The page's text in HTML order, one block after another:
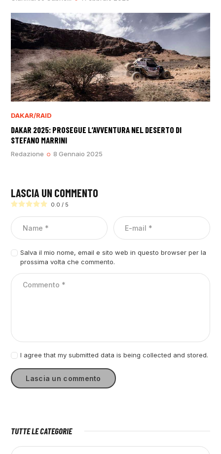
DAKAR/RAID
DAKAR 2025: PROSEGUE L’AVVENTURA NEL DESERTO DI
STEFANO MARRINI
Redazione 8 Gennaio 2025
LASCIA UN COMMENTO
0.0 / 5
Salva il mio nome, email e sito web in questo browser per la
prossima volta che commento.
I agree that my submitted data is being collected and stored.
TUTTE LE CATEGORIE